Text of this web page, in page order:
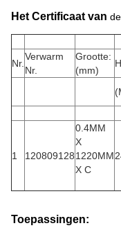
Het Certificaat van de
Nr.
Verwarm
Nr.
Grootte:
(mm)
1 120809128
0.4MM
X
1220MM
X C
Toepassingen: